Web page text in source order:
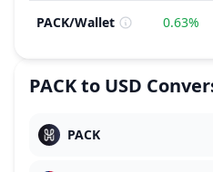
PACK/Wallet 0.63%
PACKto USD
PACK